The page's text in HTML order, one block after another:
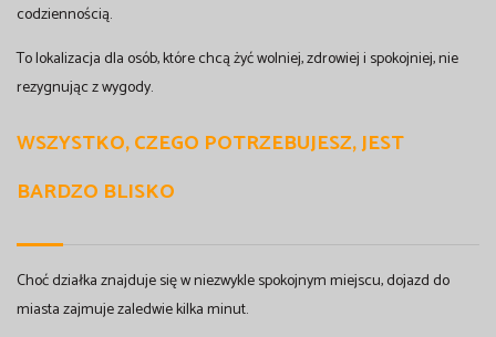
codziennością.
To lokalizacja dla osób, które chcą żyć wolniej, zdrowiej i spokojniej, nie
rezygnując z wygody.
WSZYSTKO, CZEGO POTRZEBUJESZ, JEST
BARDZO BLISKO
Choć działka znajduje się w niezwykle spokojnym miejscu, dojazd do
miasta zajmuje zaledwie kilka minut.